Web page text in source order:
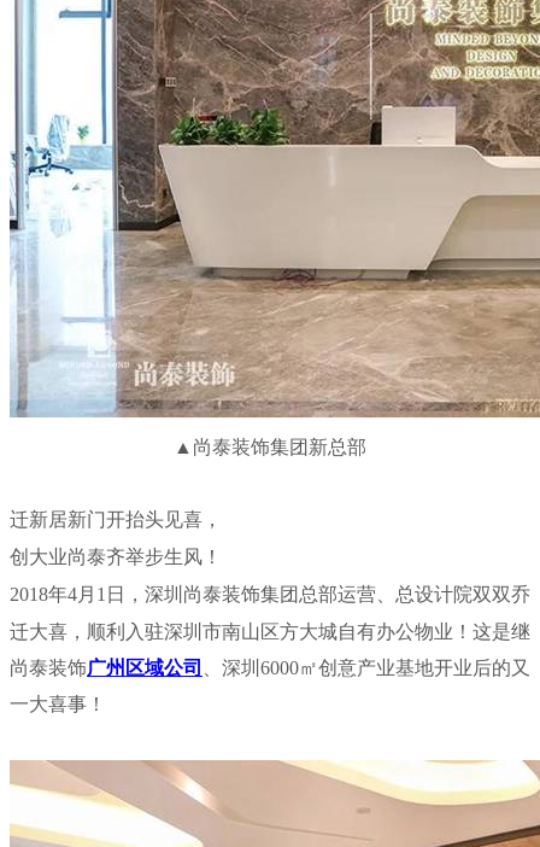
▲尚泰装饰集团新总部
迁新居新门开抬头见喜，
创大业尚泰齐举步生风！
2018年4月1日，深圳尚泰装饰集团总部运营、总设计院双双乔
迁大喜，顺利入驻深圳市南山区方大城自有办公物业！这是继
尚泰装饰广州区域公司
、深圳6000㎡创意产业基地开业后的又
一大喜事 ！